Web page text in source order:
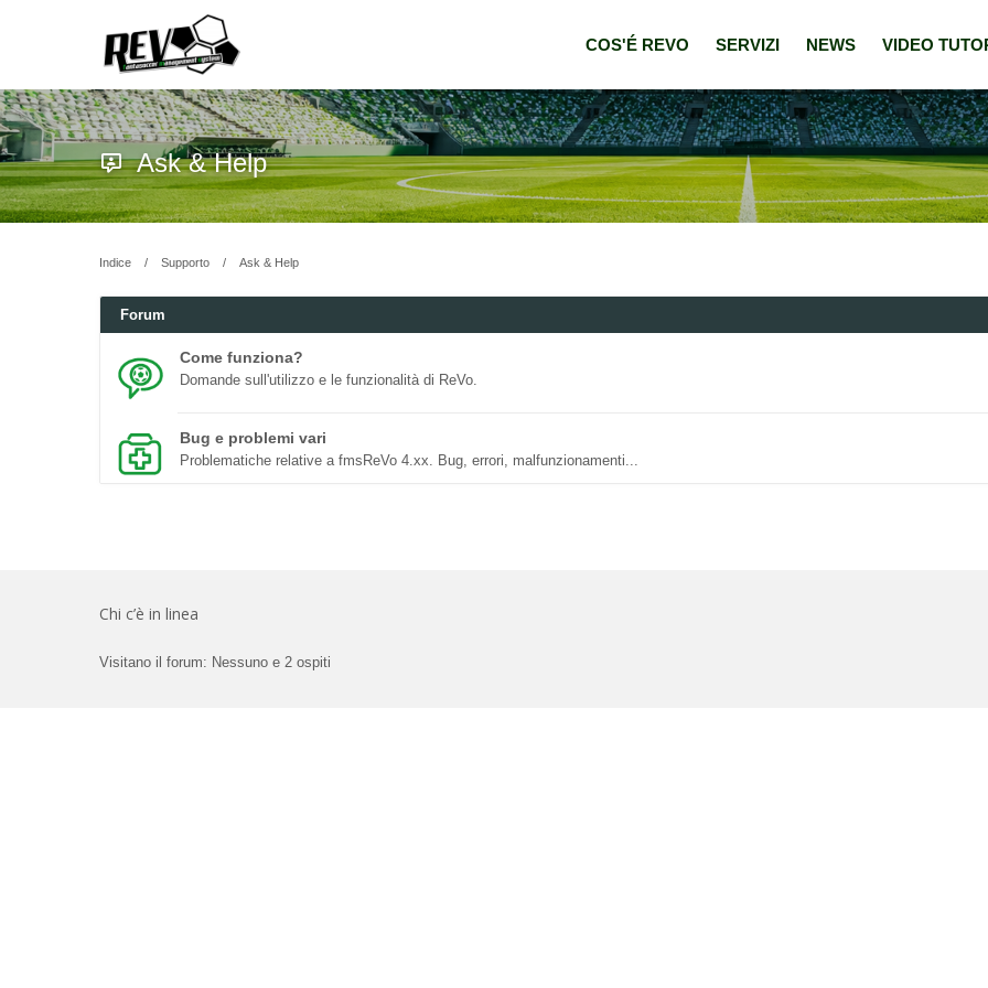
COS'É REVO SERVIZI NEWS VIDEO
Ask & Help
Indice Supporto Ask & Help
Forum
Come funziona?
Domande sull'utilizzo e le funzionalità di ReVo.
Bug e problemi vari
Problematiche relative a fmsReVo 4.xx. Bug, errori, malfunzionamenti...
Chi c’è in linea
Visitano il forum: Nessuno e 2 ospiti